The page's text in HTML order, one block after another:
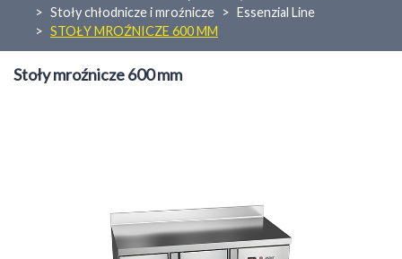
Stoły chłodnicze i mroźnicze
Essenzial Line
STOŁY MROŹNICZE 600 MM
Stoły mroźnicze 600 mm